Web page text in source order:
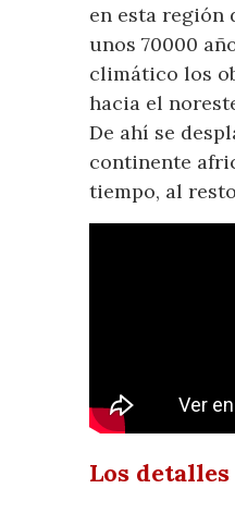
en esta región
unos 70000
climático los
hacia el
De ahí se
continente
tiempo, al
Los